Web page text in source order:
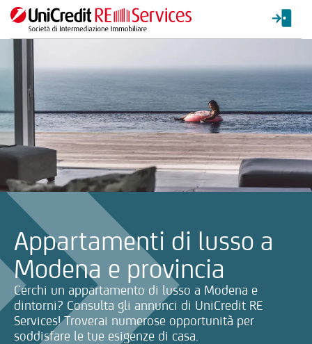
Appartamenti di lusso a
Modena e provincia
Cerchi un appartamento di lusso a Modena e
dintorni? Consulta gli annunci di UniCredit RE
Services! Troverai numerose opportunità per
soddisfare le tue esigenze di casa.